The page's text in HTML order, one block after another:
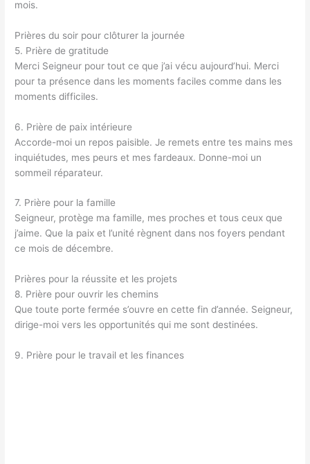
mois.
Prières du soir pour clôturer la journée
5. Prière de gratitude
Merci Seigneur pour tout ce que j’ai vécu aujourd’hui. Merci
pour ta présence dans les moments faciles comme dans les
moments difficiles.
6. Prière de paix intérieure
Accorde-moi un repos paisible. Je remets entre tes mains mes
inquiétudes, mes peurs et mes fardeaux. Donne-moi un
sommeil réparateur.
7. Prière pour la famille
Seigneur, protège ma famille, mes proches et tous ceux que
j’aime. Que la paix et l’unité règnent dans nos foyers pendant
ce mois de décembre.
Prières pour la réussite et les projets
8. Prière pour ouvrir les chemins
Que toute porte fermée s’ouvre en cette fin d’année. Seigneur,
dirige-moi vers les opportunités qui me sont destinées.
9. Prière pour le travail et les finances